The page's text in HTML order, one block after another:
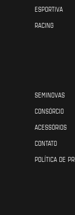
ESPORTIVA
RACING
SEMINOVAS
CONSÓRCIO
ACESSÓRIOS
CONTATO
POLÍTICA DE